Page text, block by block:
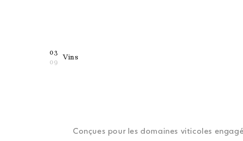
03
09
Vins
Conçues pour les domaines viticoles